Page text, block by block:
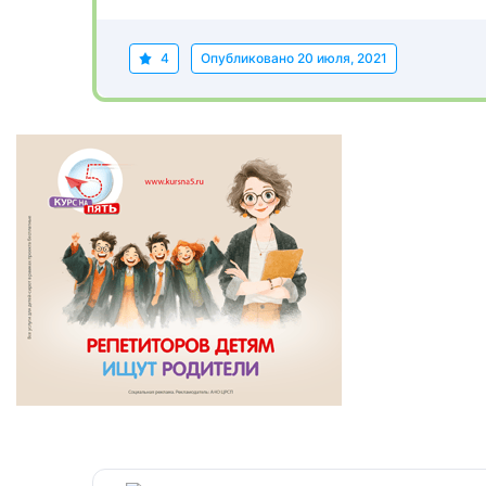
4 Опубликовано 20 июля, 2021